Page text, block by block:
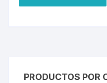
PRODUCTOS POR